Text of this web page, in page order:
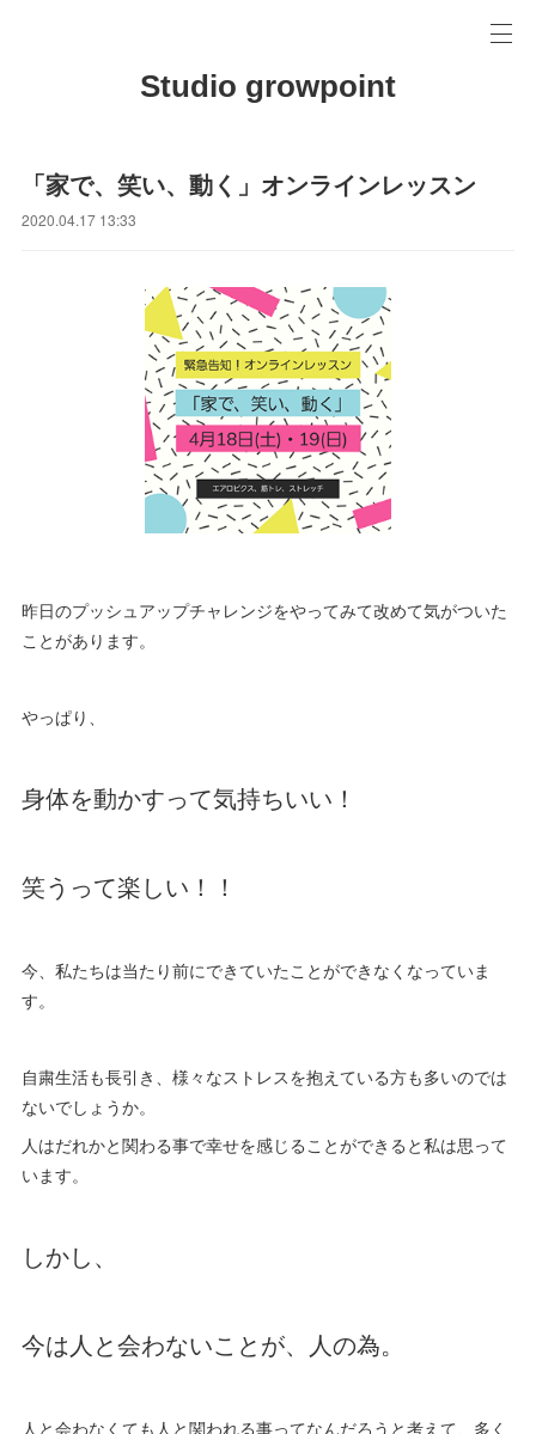
Studio growpoint
「家で、笑い、動く」オンラインレッスン
2020.04.17 13:33
昨日のプッシュアップチャレンジをやってみて改めて気がついた
ことがあります。
やっぱり、
身体を動かすって気持ちいい！
笑うって楽しい！！
今、私たちは当たり前にできていたことができなくなっていま
す。
自粛生活も長引き、様々なストレスを抱えている方も多いのでは
ないでしょうか。
人はだれかと関わる事で幸せを感じることができると私は思って
います。
しかし、
今は人と会わないことが、人の為。
人と会わなくても人と関われる事ってなんだろうと考えて、多く